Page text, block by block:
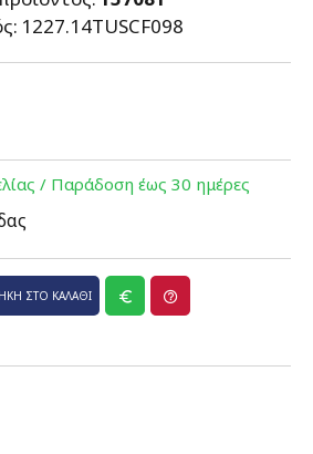
1227.14TUSCF098
/ Παράδοση έως 30 ημέρες
ΣΤΟ ΚΑΛΆΘΙ